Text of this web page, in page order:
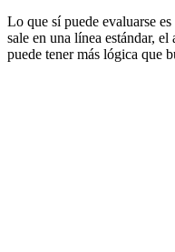
Lo que sí puede evaluarse
sale en una línea estándar,
puede tener más lógica que